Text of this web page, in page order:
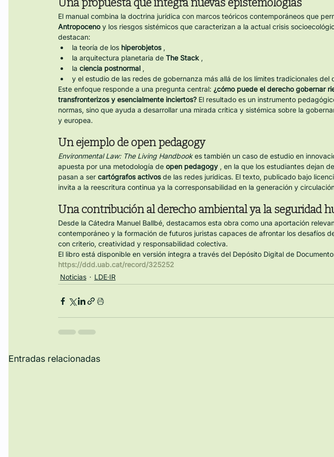
Una propuesta que integra nuevas epistemologías
El manual combina la doctrina jurídica con marcos teóricos contemporáneos que
Antropoceno y los riesgos sistémicos que caracterizan a la actual crisis
destacan:
la teoría de los hiperobjetos ,
la arquitectura planetaria de The Stack ,
la ciencia postnormal ,
y el estudio de las redes de gobernanza más allá de los límites tradicionales del
Este enfoque responde a una pregunta central: ¿cómo puede el derecho gobernar
transfronterizos y esencialmente inciertos? El resultado es un instrumento
normas, sino que ayuda a desarrollar una mirada crítica y sistémica sobre la
y europea.
Un ejemplo de open pedagogy
Environmental Law: The Living Handbook es también un caso de estudio en
apuesta por una metodología de open pedagogy , en la que los estudiantes dejan
pasan a ser cartógrafos activos de las redes jurídicas. El texto, publicado bajo
invita a la reescritura continua ya la corresponsabilidad en la generación y
Una contribución al derecho ambiental ya la seguridad
Desde la Cátedra Manuel Ballbé, destacamos esta obra como una aportación
contemporáneo y la formación de futuros juristas capaces de afrontar los desafíos
con criterio, creatividad y responsabilidad colectiva.
El libro está disponible en versión íntegra a través del Depósito Digital de
https://ddd.uab.cat/record/325252
Noticias
LDE·IR
Entradas relacionadas